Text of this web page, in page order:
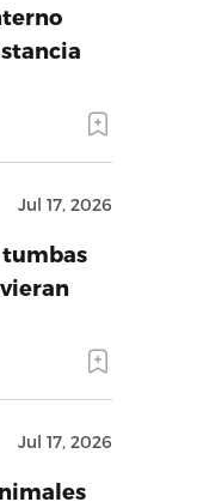
Jul 17, 2026
Jul 17, 2026